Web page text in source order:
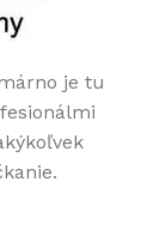
je tu